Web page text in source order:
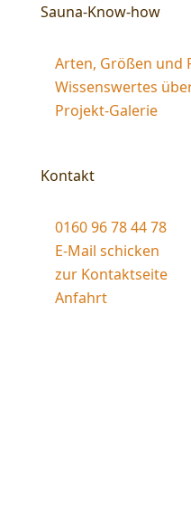
Sauna-Know-how
Arten, Größen und
Wissenswertes
Projekt-Galerie
Kontakt
0160 96 78 44 78
E-Mail schicken
zur Kontaktseite
Anfahrt